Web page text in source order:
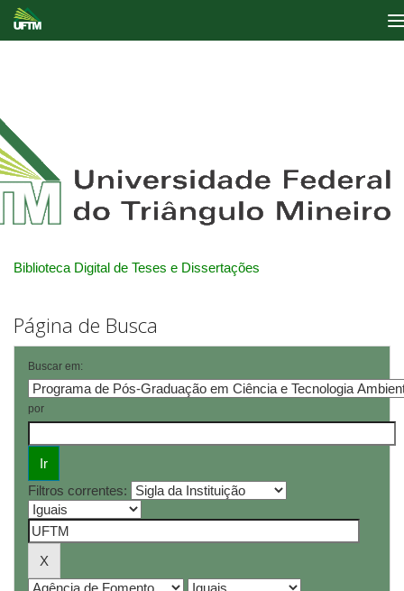
Biblioteca Digital de Teses e Dissertações
Página de Busca
Buscar em:
por
Filtros correntes: